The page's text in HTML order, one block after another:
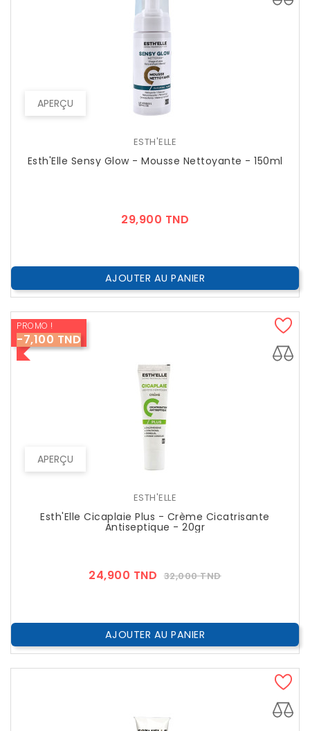
APERÇU
ESTH'ELLE
Esth'Elle Sensy Glow - Mousse Nettoyante - 150ml
29,900 TND
AJOUTER AU PANIER
APERÇU
PROMO !
-7,100 TND
ESTH'ELLE
Esth'Elle Cicaplaie Plus - Crème Cicatrisante
Antiseptique - 20gr
24,900 TND Prix
32,000 TNDPrix
AJOUTER AU PANIER